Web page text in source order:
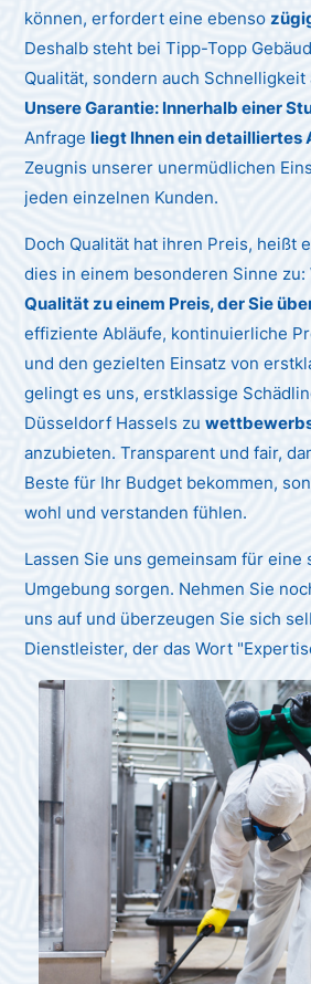
können, erfordert eine ebenso
Deshalb steht bei Tipp-Topp
Qualität, sondern auch
Unsere Garantie: Innerhalb einer
Anfrage liegt Ihnen ein detailliertes
Zeugnis unserer unermüdlichen
jeden einzelnen Kunden.
Doch Qualität hat ihren Preis, heißt
dies in einem besonderen Sinne
Qualität zu einem Preis, der Sie
effiziente Abläufe, kontinuierliche
und den gezielten Einsatz von
gelingt es uns, erstklassige
Düsseldorf Hassels zu
anzubieten. Transparent und fair,
Beste für Ihr Budget bekommen,
wohl und verstanden fühlen.
Lassen Sie uns gemeinsam für eine
Umgebung sorgen. Nehmen Sie
uns auf und überzeugen Sie sich
Dienstleister, der das Wort